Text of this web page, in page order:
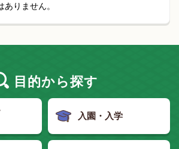
りません。
目的から探す
入園・入学